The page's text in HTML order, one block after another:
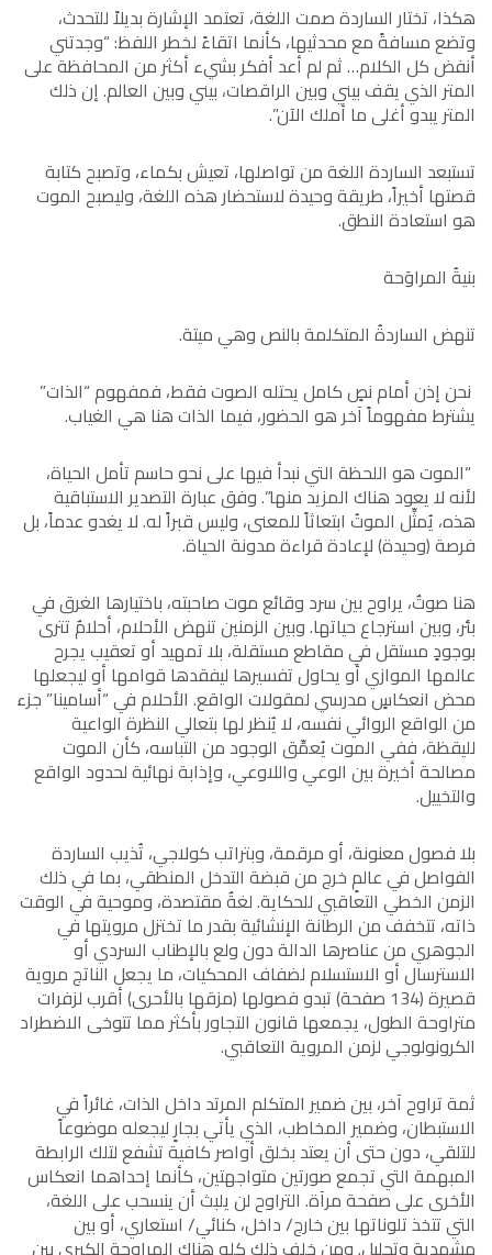
هكذا، تختار الساردة صمت اللغة، تعتمد الإشارة بديلاً للتحدث،
وتضع مسافةً مع محدثيها، كأنما اتقاءً لخطر اللفظ: “وجدتني
أنفض كل الكلام… ثم لم أعد أفكر بشيء أكثر من المحافظة على
المتر الذي يقف بيني وبين الراقصات، بيني وبين العالم. إن ذلك
المتر يبدو أغلى ما أملك الآن”.
تستبعد الساردة اللغة من تواصلها، تعيش بكماء، وتصبح كتابة
قصتها أخيراً، طريقة وحيدة لاستحضار هذه اللغة، وليصبح الموت
هو استعادة النطق.
بنيةُ المراوَحة
تنهض الساردةُ المتكلمة بالنص وهي ميتة.
نحن إذن أمام نصٍ كامل يحتله الصوت فقط، فمفهوم “الذات”
يشترط مفهوماً آخر هو الحضور، فيما الذات هنا هي الغياب.
“الموت هو اللحظة التي نبدأ فيها على نحو حاسم تأمل الحياة،
لأنه لا يعود هناك المزيد منها”. وفق عبارة التصدير الاستباقية
هذه، يُمثِّل الموتُ ابتعاثاً للمعنى، وليس قبراً له. لا يغدو عدماً، بل
فرصة (وحيدة) لإعادة قراءة مدونة الحياة.
هنا صوتٌ، يراوح بين سرد وقائع موت صاحبته، باختيارها الغرق في
بئر، وبين استرجاع حياتها. وبين الزمنين تنهض الأحلام، أحلامٌ تترى
بوجودٍ مستقل في مقاطع مستقلة، بلا تمهيد أو تعقيب يجرح
عالمها الموازي أو يحاول تفسيرها ليفقدها قوامها أو ليجعلها
محض انعكاسٍ مدرسي لمقولات الواقع. الأحلام في “أسامينا” جزء
من الواقع الروائي نفسه، لا يُنظر لها بتعالي النظرة الواعية
لليقظة، ففي الموت يُعمِّق الوجود من التباسه، كأن الموت
مصالحة أخيرة بين الوعي واللاوعي، وإذابة نهائية لحدود الواقع
والتخييل.
بلا فصول معنونة، أو مرقمة، وبتراتب كولاجي، تُذيب الساردة
الفواصل في عالمٍ خرج من قبضة التدخل المنطقي، بما في ذلك
الزمن الخطي التعاقبي للحكاية. لغةٌ مقتصدة، وموحية في الوقت
ذاته، تتخفف من الرطانة الإنشائية بقدر ما تختزل مرويتها في
الجوهري من عناصرها الدالة دون ولع بالإطناب السردي أو
الاسترسال أو الاستسلام لضفاف المحكيات، ما يجعل الناتج مروية
قصيرة (134 صفحة) تبدو فصولها (مزقها بالأحرى) أقرب لزفرات
متراوحة الطول، يجمعها قانون التجاور بأكثر مما تتوخى الاضطراد
الكرونولوجي لزمن المروية التعاقبي.
ثمة تراوح آخر، بين ضمير المتكلم المرتد داخل الذات، غائراً في
الاستبطان، وضمير المخاطب، الذي يأتي بجارٍ ليجعله موضوعاً
للتلقي، دون حتى أن يعتد بخلق أواصر كافية تشفع لتلك الرابطة
المبهمة التي تجمع صورتين متواجهتين، كأنما إحداهما انعكاس
الأخرى على صفحة مرآة. التراوح لن يلبث أن ينسحب على اللغة،
التي تتخذ تلوناتها بين خارج/ داخل، كنائي/ استعاري، أو بين